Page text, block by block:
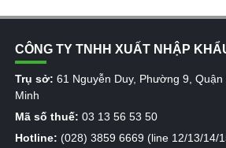
CÔNG TY TNHH XUẤT NHẬP
Trụ sở: 61 Nguyễn Duy, Phường 9,
Minh
Mã số thuế: 03 13 56 53 50
Hotline: (028) 3859 6669 (line 12/13/14/